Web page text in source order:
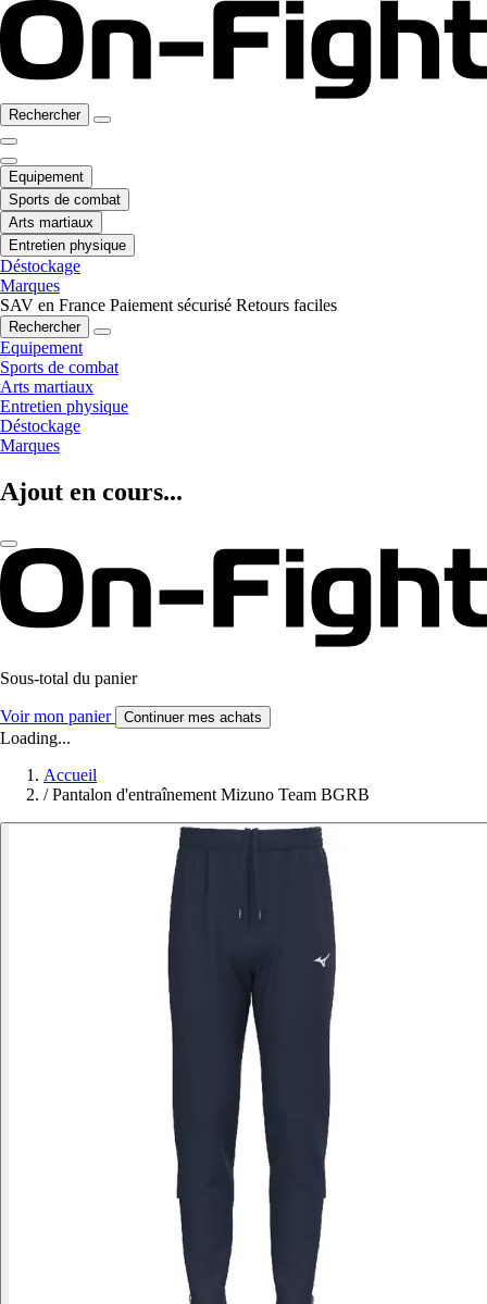
Rechercher
Equipement
Sports de combat
Arts martiaux
Entretien physique
Déstockage
Marques
SAV en France Paiement sécurisé Retours faciles
Rechercher
Equipement
Sports de combat
Arts martiaux
Entretien physique
Déstockage
Marques
Ajout en cours...
Sous-total du panier
Voir mon panier Continuer mes achats
Loading...
Accueil
/ Pantalon d'entraînement Mizuno Team BGRB